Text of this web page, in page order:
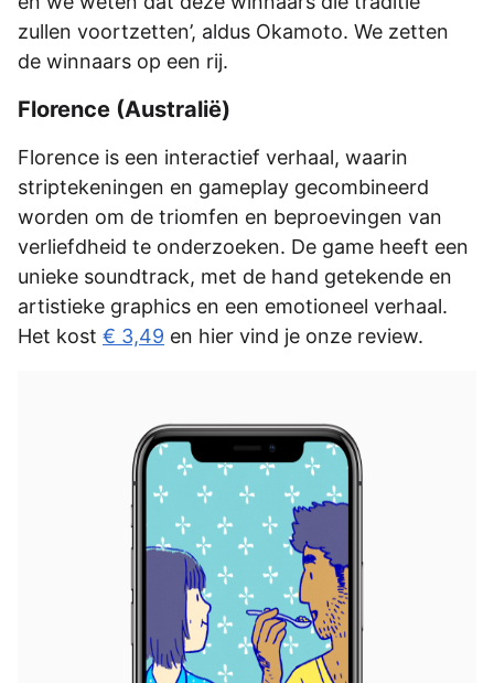
zullen voortzetten’, aldus Okamoto. We zetten
de winnaars op een rij.
Florence (Australië)
Florence is een interactief verhaal, waarin
striptekeningen en gameplay gecombineerd
worden om de triomfen en beproevingen van
verliefdheid te onderzoeken. De game heeft een
unieke soundtrack, met de hand getekende en
artistieke graphics en een emotioneel verhaal.
Het kost € 3,49 en hier vind je onze review.